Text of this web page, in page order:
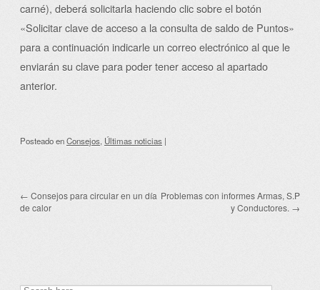
carné), deberá solicitarla haciendo clic sobre el botón
«Solicitar clave de acceso a la consulta de saldo de Puntos»
para a continuación indicarle un correo electrónico al que le
enviarán su clave para poder tener acceso al apartado
anterior.
PosteadoenConsejos, Últimas noticias |
Post navigation
← Consejos para circular en un día
de calor
Problemas con informes Armas, S.P
y Conductores. →